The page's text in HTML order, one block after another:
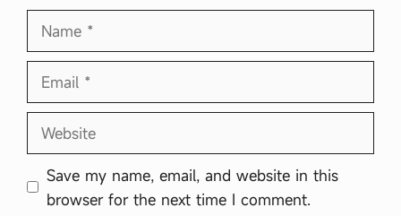
Name
Email
Website
Save my name, email, and website in this
browser for the next time I comment.